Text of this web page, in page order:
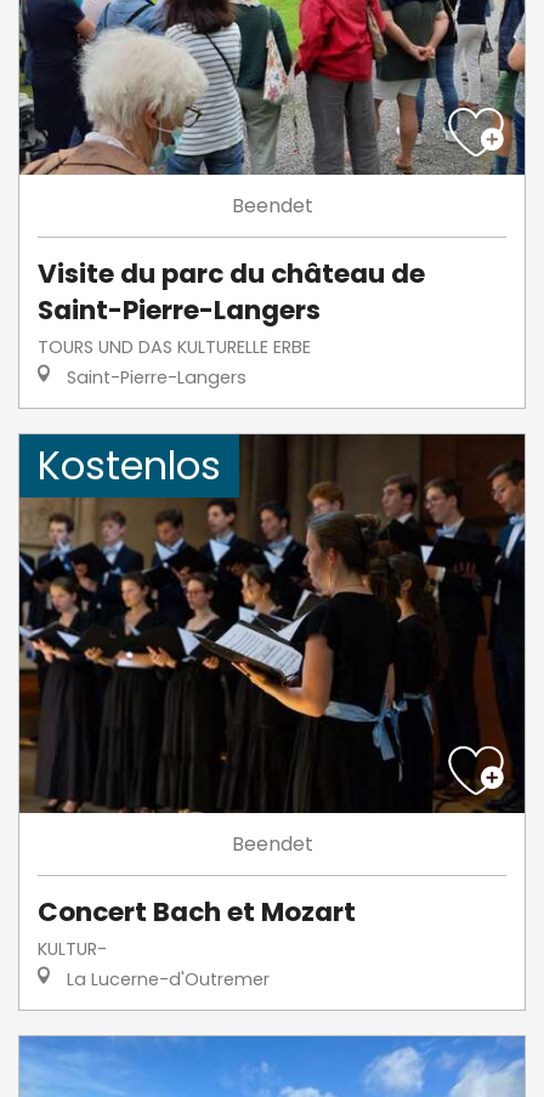
Beendet
Visite du parc du château de
Saint-Pierre-Langers
TOURS UND DAS KULTURELLE ERBE
Saint-Pierre-Langers
Kostenlos
Beendet
Concert Bach et Mozart
KULTUR-
La Lucerne-d'Outremer